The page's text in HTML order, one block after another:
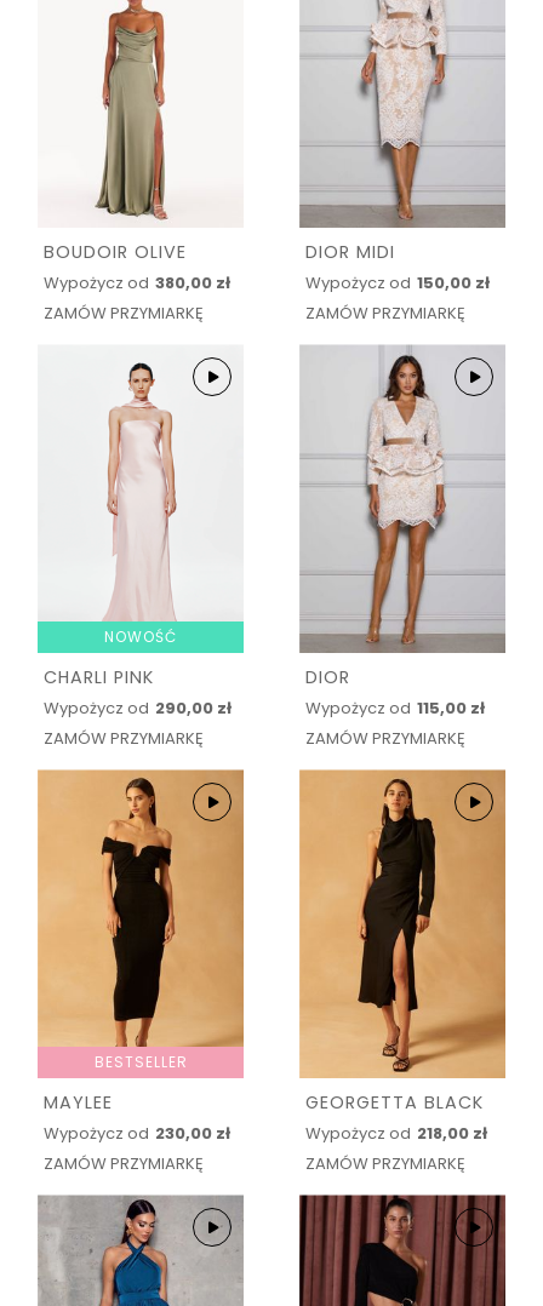
BOUDOIR OLIVE
Wypożycz od 380,00 zł
ZAMÓW PRZYMIARKĘ
DIOR MIDI
Wypożycz od 150,00 zł
ZAMÓW PRZYMIARKĘ
NOWOŚĆ
CHARLI PINK
Wypożycz od 290,00 zł
ZAMÓW PRZYMIARKĘ
DIOR
Wypożycz od 115,00 zł
ZAMÓW PRZYMIARKĘ
BESTSELLER
MAYLEE
Wypożycz od 230,00 zł
ZAMÓW PRZYMIARKĘ
GEORGETTA BLACK
Wypożycz od 218,00 zł
ZAMÓW PRZYMIARKĘ